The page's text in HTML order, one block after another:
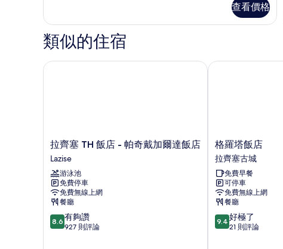
相
片
公
寓
的
詳
情
查看價格
類似的住宿
拉
齊
塞
TH
飯
店
-
帕
奇
拉齊塞 TH 飯店 - 帕奇戴加爾達飯店
Lazise
游泳池
免費停車
免費無線上網
餐廳
8.6
分，
8.6 有夠讚
927 則評論
拉齊塞 TH 飯店 - 帕奇戴加爾達飯店
格
羅
塔
飯
店
拉
齊
塞
古
格羅塔飯店
拉齊塞古城
免費早餐
可停車
免費無線上網
餐廳
9.4
分，
9.4 好極了
21 則評論
格羅塔飯店